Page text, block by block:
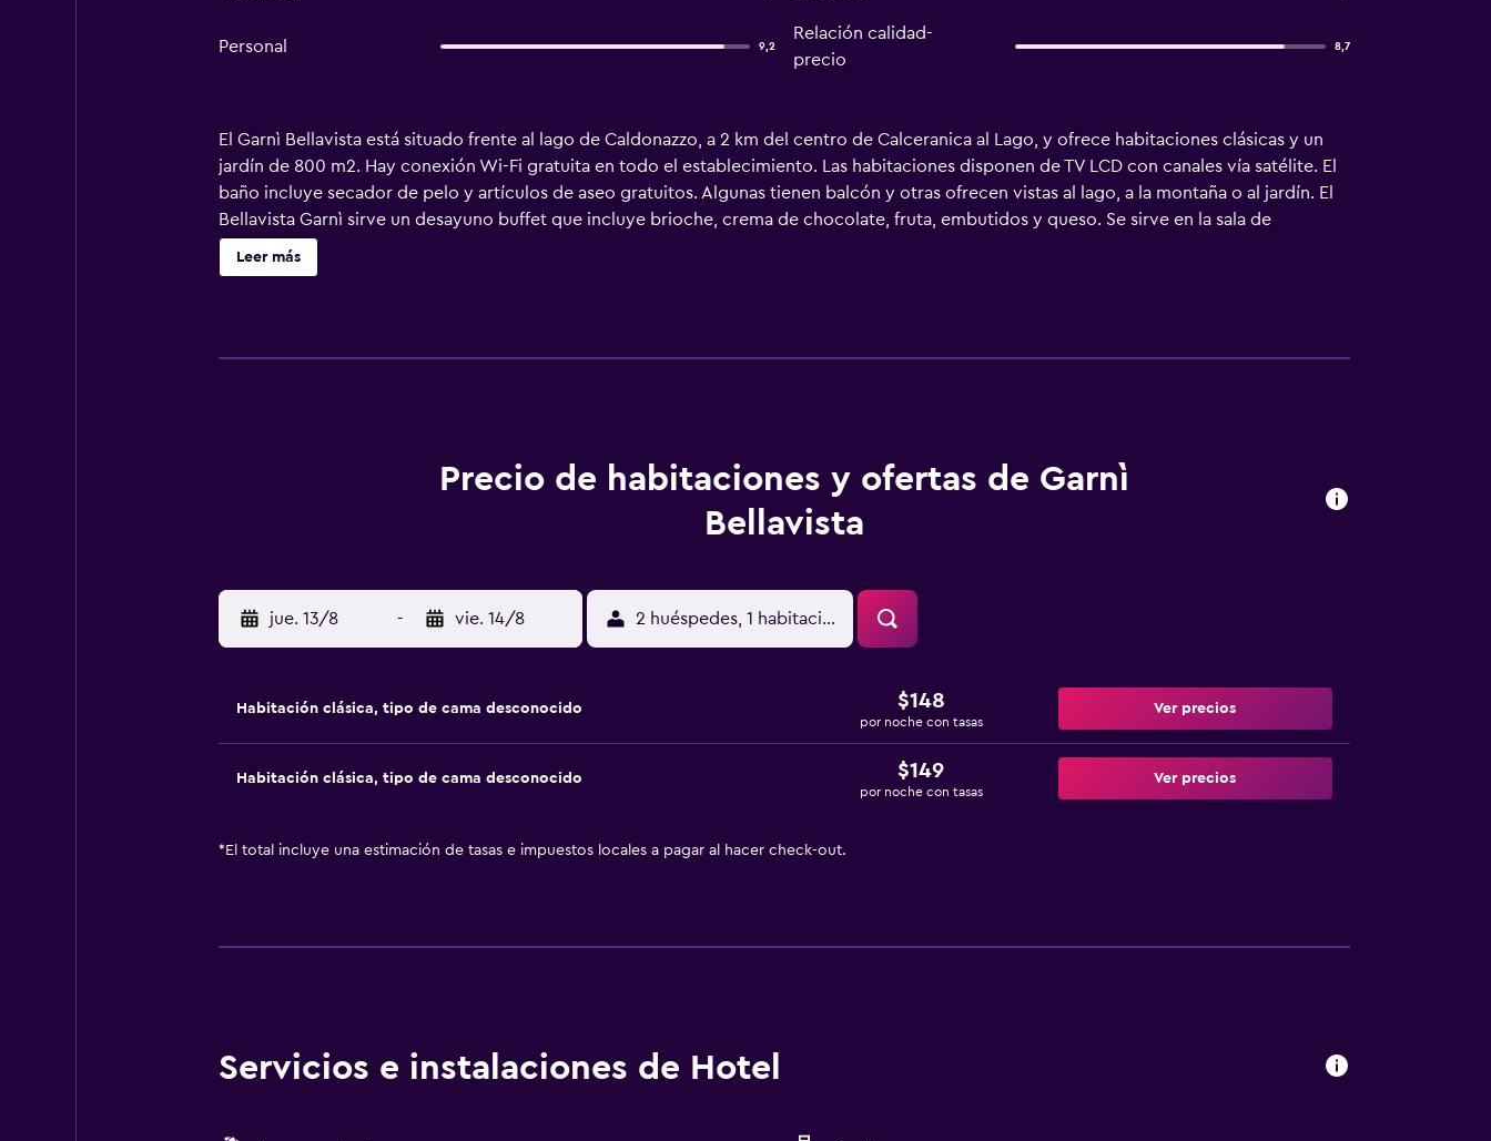
Personal 9,2
Relación calidad-
precio
8,7
El Garnì Bellavista está situado frente al lago de Caldonazzo, a 2 km del centro de Calceranica al Lago, y ofrece habitaciones clásicas y un
jardín de 800 m2. Hay conexión Wi-Fi gratuita en todo el establecimiento. Las habitaciones disponen de TV LCD con canales vía satélite. El
baño incluye secador de pelo y artículos de aseo gratuitos. Algunas tienen balcón y otras ofrecen vistas al lago, a la montaña o al jardín. El
Bellavista Garnì sirve un desayuno buffet que incluye brioche, crema de chocolate, fruta, embutidos y queso. Se sirve en la sala de
desayunos o en la terraza con vistas al lago, bajo petición. El establecimiento está rodeado por un gran jardín con tumbonas y mesas.
También podrá relajarse en la terraza leyendo un periódico o jugando al billar. El bar abre todos los días y sirve bebidas, aperitivos y
Leer más
Precio de habitaciones y ofertas de Garnì
Bellavista
jue. 13/8 - vie. 14/8 2 huéspedes, 1 habitación
Habitación clásica, tipo de cama desconocido $148
por noche con tasas
Ver precios
Habitación clásica, tipo de cama desconocido $149
por noche con tasas
Ver precios
* El total incluye una estimación de tasas e impuestos locales a pagar al hacer check-out.
Servicios e instalaciones de Hotel